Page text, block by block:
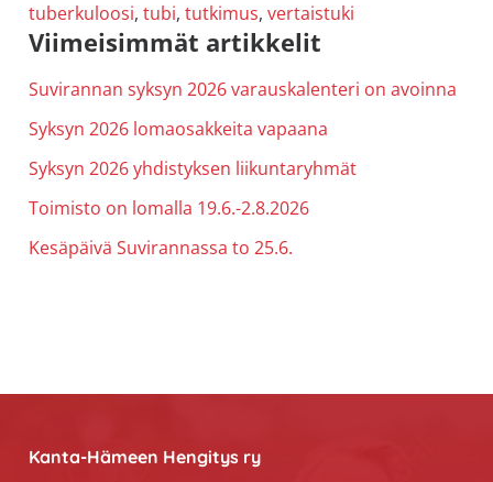
tuberkuloosi, tubi, tutkimus, vertaistuki
Ensisijainen
sivupalkki
Viimeisimmät artikkelit
Suvirannan syksyn 2026 varauskalenteri on avoinna
Syksyn 2026 lomaosakkeita vapaana
Syksyn 2026 yhdistyksen liikuntaryhmät
Toimisto on lomalla 19.6.-2.8.2026
Kesäpäivä Suvirannassa to 25.6.
Kanta-Hämeen Hengitys ry